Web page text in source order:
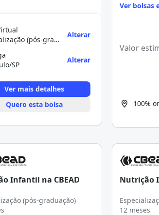
Especialização (pós-graduação)
Alterar
SP
Alterar
Ver mais detalhes
Quero esta bolsa
Ver bolsas
Valor
100%
Infantil na CBEAD
(pós-graduação)
Nutrição
12 meses